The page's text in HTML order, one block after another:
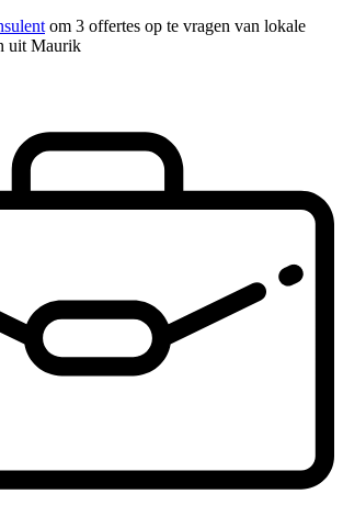
om 3 offertes op te vragen van lokale
uit Maurik